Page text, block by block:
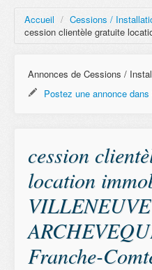
Accueil / Cessions /
cession clientèle gratuite
Annonces de Cessions /
Postez une annonce
cession
location
Franche-